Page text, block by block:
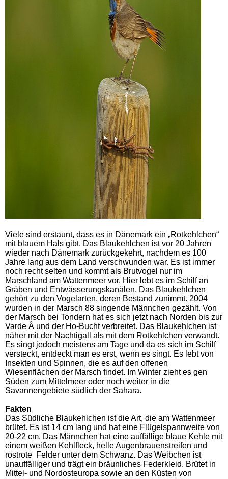
Viele sind erstaunt, dass es in Dänemark ein „Rotkehlchen“
mit blauem Hals gibt. Das Blaukehlchen ist vor 20 Jahren
wieder nach Dänemark zurückgekehrt, nachdem es 100
Jahre lang aus dem Land verschwunden war. Es ist immer
noch recht selten und kommt als Brutvogel nur im
Marschland am Wattenmeer vor. Hier lebt es im Schilf an
Gräben und Entwässerungskanälen. Das Blaukehlchen
gehört zu den Vogelarten, deren Bestand zunimmt. 2004
wurden in der Marsch 88 singende Männchen gezählt. Von
der Marsch bei Tondern hat es sich jetzt nach Norden bis zur
Varde Å und der Ho-Bucht verbreitet. Das Blaukehlchen ist
näher mit der Nachtigall als mit dem Rotkehlchen verwandt.
Es singt jedoch meistens am Tage und da es sich im Schilf
versteckt, entdeckt man es erst, wenn es singt. Es lebt von
Insekten und Spinnen, die es auf den offenen
Wiesenflächen der Marsch findet. Im Winter zieht es gen
Süden zum Mittelmeer oder noch weiter in die
Savannengebiete südlich der Sahara.
Fakten
Das Südliche Blaukehlchen ist die Art, die am Wattenmeer
brütet. Es ist 14 cm lang und hat eine Flügelspannweite von
20-22 cm. Das Männchen hat eine auffällige blaue Kehle mit
einem weißen Kehlfleck, helle Augenbrauenstreifen und
rostrote Felder unter dem Schwanz. Das Weibchen ist
unauffälliger und trägt ein bräunliches Federkleid. Brütet in
Mittel- und Nordosteuropa sowie an den Küsten von